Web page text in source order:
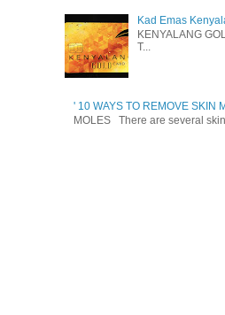
Kad Emas
KENYALANG
T...
' 10 WAYS TO REMOVE SKIN
MOLES There are several